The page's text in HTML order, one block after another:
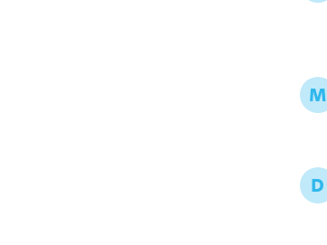
M
D